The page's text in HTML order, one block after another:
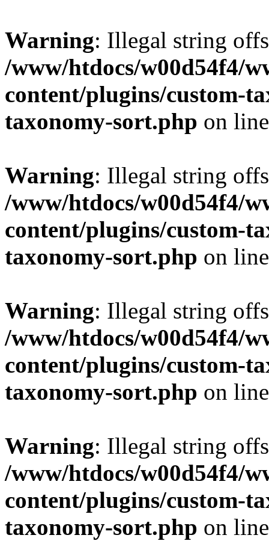
Warning: Illegal string
/www/htdocs/w00d54f4/
content/plugins/custom-
taxonomy-sort.php on
Warning: Illegal string
/www/htdocs/w00d54f4/
content/plugins/custom-
taxonomy-sort.php on
Warning: Illegal string
/www/htdocs/w00d54f4/
content/plugins/custom-
taxonomy-sort.php on
Warning: Illegal string
/www/htdocs/w00d54f4/
content/plugins/custom-
taxonomy-sort.php on